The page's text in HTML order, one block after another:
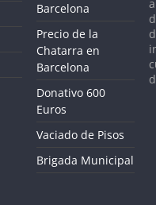
Barcelona
Precio de la
Chatarra en
Barcelona
Donativo 600
Euros
Vaciado de Pisos
Brigada Municipal